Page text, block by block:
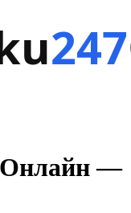
Онлайн —